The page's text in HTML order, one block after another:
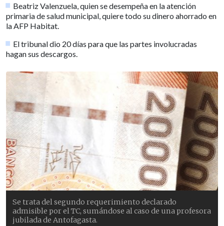
Beatriz Valenzuela, quien se desempeña en la atención
primaria de salud municipal, quiere todo su dinero ahorrado en
la AFP Habitat.
El tribunal dio 20 días para que las partes involucradas
hagan sus descargos.
Se trata del segundo requerimiento declarado
admisible por el TC, sumándose al caso de una profesora
jubilada de Antofagasta.